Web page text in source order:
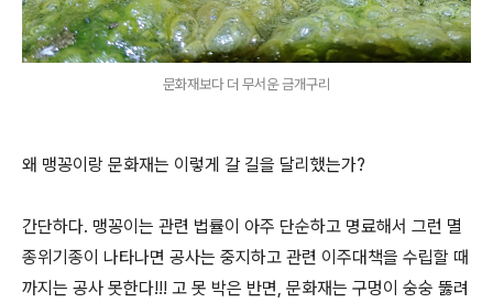
문화재보다 더 무서운 금개구리
왜 맹꽁이랑 문화재는 이렇게 갈 길을 달리했는가?
간단하다. 맹꽁이는 관련 법률이 아주 단순하고 명료해서 그런 멸
종위기종이 나타나면 공사는 중지하고 관련 이주대책을 수립할 때
까지는 공사 못한다!!! 고 못 박은 반면, 문화재는 구멍이 숭숭 뚫려